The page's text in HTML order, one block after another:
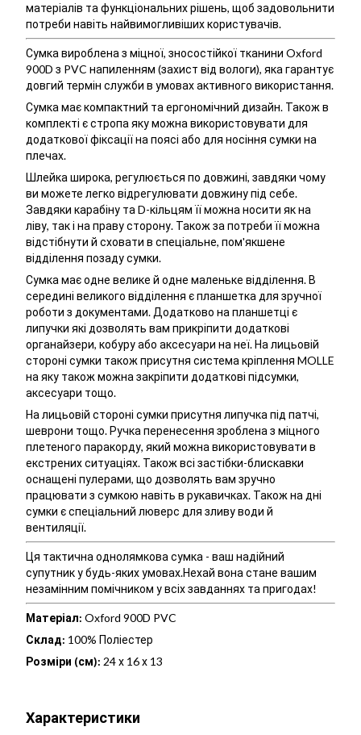
матеріалів та функціональних рішень, щоб задовольнити
потреби навіть найвимогливіших користувачів.
Сумка вироблена з міцної, зносостійкої тканини Oxford
900D з PVC напиленням (захист від вологи), яка гарантує
довгий термін служби в умовах активного використання.
Сумка має компактний та ергономічний дизайн. Також в
комплекті є стропа яку можна використовувати для
додаткової фіксації на поясі або для носіння сумки на
плечах.
Шлейка широка, регулюється по довжині, завдяки чому
ви можете легко відрегулювати довжину під себе.
Завдяки карабіну та D-кільцям її можна носити як на
ліву, так і на праву сторону. Також за потреби її можна
відстібнути й сховати в спеціальне, пом'якшене
відділення позаду сумки.
Сумка має одне велике й одне маленьке відділення. В
середині великого відділення є планшетка для зручної
роботи з документами. Додатково на планшетці є
липучки які дозволять вам прикріпити додаткові
органайзери, кобуру або аксесуари на неї. На лицьовій
стороні сумки також присутня система кріплення MOLLE
на яку також можна закріпити додаткові підсумки,
аксесуари тощо.
На лицьовій стороні сумки присутня липучка під патчі,
шеврони тощо. Ручка перенесення зроблена з міцного
плетеного паракорду, який можна використовувати в
екстрених ситуаціях. Також всі застібки-блискавки
оснащені пулерами, що дозволять вам зручно
працювати з сумкою навіть в рукавичках. Також на дні
сумки є спеціальний люверс для зливу води й
вентиляції.
Ця тактична однолямкова сумка - ваш надійний
супутник у будь-яких умовах.Нехай вона стане вашим
незамінним помічником у всіх завданнях та пригодах!
Матеріал: Oxford 900D PVC
Склад: 100% Поліестер
Розміри (см): 24 х 16 х 13
Характеристики